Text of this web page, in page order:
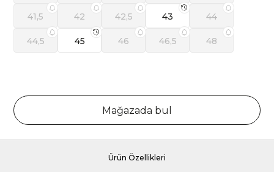
41,5 42 42,5 43 44
44,5 45 46 46,5 48
Mağazada bul
Ürün Özellikleri